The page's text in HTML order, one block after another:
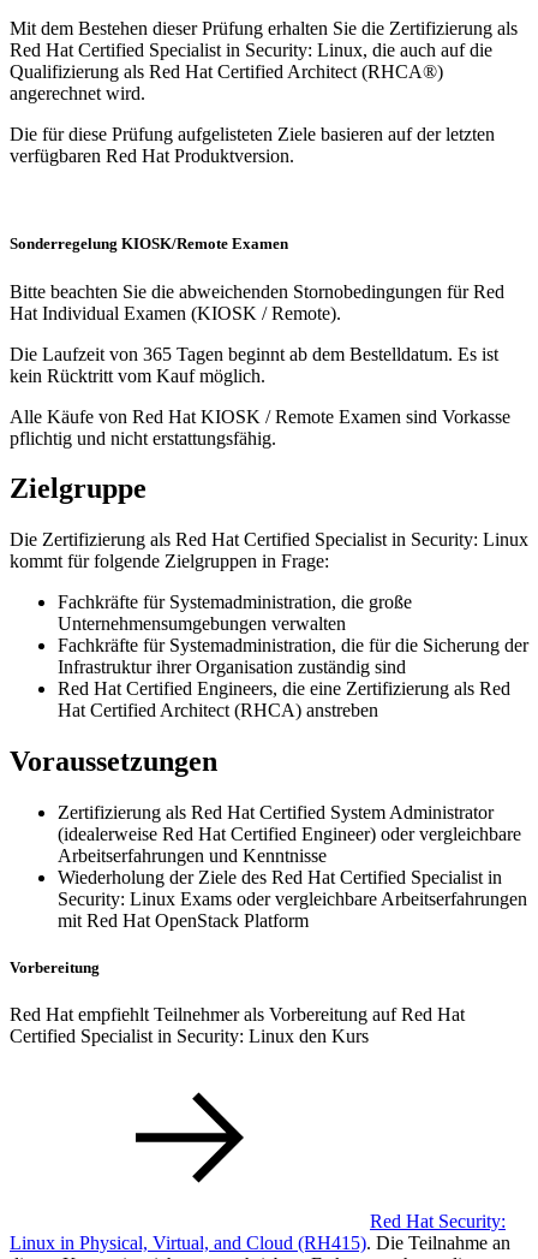
Mit dem Bestehen dieser Prüfung erhalten Sie die Zertifizierung als
Red Hat Certified Specialist in Security: Linux, die auch auf die
Qualifizierung als Red Hat Certified Architect (RHCA®)
angerechnet wird.
Die für diese Prüfung aufgelisteten Ziele basieren auf der letzten
verfügbaren Red Hat Produktversion.
Sonderregelung KIOSK/Remote Examen
Bitte beachten Sie die abweichenden Stornobedingungen für Red
Hat Individual Examen (KIOSK / Remote).
Die Laufzeit von 365 Tagen beginnt ab dem Bestelldatum. Es ist
kein Rücktritt vom Kauf möglich.
Alle Käufe von Red Hat KIOSK / Remote Examen sind Vorkasse
pflichtig und nicht erstattungsfähig.
Zielgruppe
Die Zertifizierung als Red Hat Certified Specialist in Security: Linux
kommt für folgende Zielgruppen in Frage:
Fachkräfte für Systemadministration, die große
Unternehmensumgebungen verwalten
Fachkräfte für Systemadministration, die für die Sicherung der
Infrastruktur ihrer Organisation zuständig sind
Red Hat Certified Engineers, die eine Zertifizierung als Red
Hat Certified Architect (RHCA) anstreben
Voraussetzungen
Zertifizierung als Red Hat Certified System Administrator
(idealerweise Red Hat Certified Engineer) oder vergleichbare
Arbeitserfahrungen und Kenntnisse
Wiederholung der Ziele des Red Hat Certified Specialist in
Security: Linux Exams oder vergleichbare Arbeitserfahrungen
mit Red Hat OpenStack Platform
Vorbereitung
Red Hat empfiehlt Teilnehmer als Vorbereitung auf Red Hat
Certified Specialist in Security: Linux den Kurs
Red Hat Security:
Linux in Physical, Virtual, and Cloud (RH415). Die Teilnahme an